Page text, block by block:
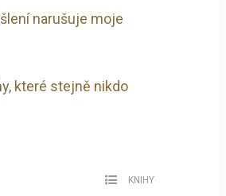
narušuje moje
které stejně nikdo
KNIHY